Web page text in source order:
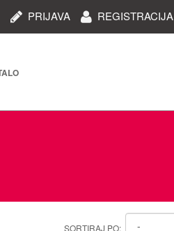
REGISTRACIJA
PRIJAVA
SORTIRAJ PO: